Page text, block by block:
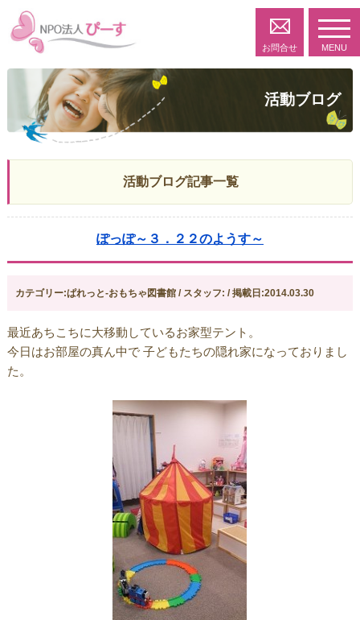
お問合せ MENU
活動ブログ
活動ブログ記事一覧
ぽっぽ～３．２２のようす～
カテゴリー:ぱれっと-おもちゃ図書館 / スタッフ: / 掲載日:2014.03.30
最近あちこちに大移動しているお家型テント。
今日はお部屋の真ん中で 子どもたちの隠れ家になっておりまし
た。